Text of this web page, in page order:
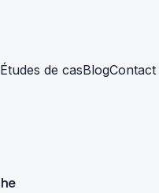
Études de casBlogContact
he